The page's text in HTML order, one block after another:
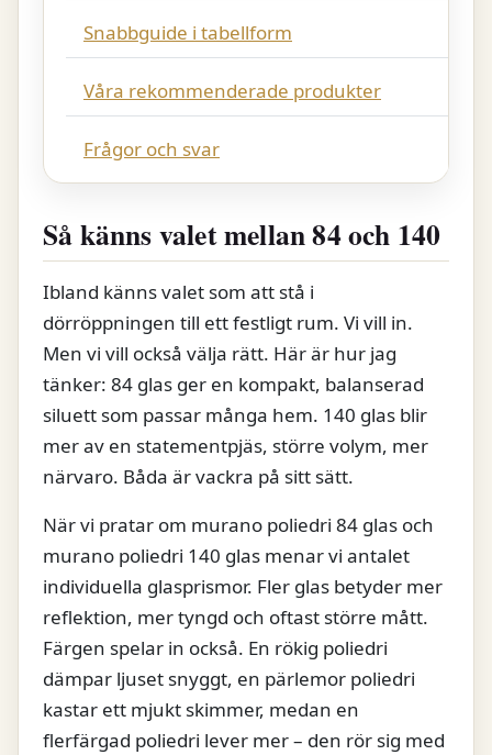
Snabbguide i tabellform
Våra rekommenderade produkter
Frågor och svar
Så känns valet mellan 84 och 140
Ibland känns valet som att stå i
dörröppningen till ett festligt rum. Vi vill in.
Men vi vill också välja rätt. Här är hur jag
tänker: 84 glas ger en kompakt, balanserad
siluett som passar många hem. 140 glas blir
mer av en statementpjäs, större volym, mer
närvaro. Båda är vackra på sitt sätt.
När vi pratar om murano poliedri 84 glas och
murano poliedri 140 glas menar vi antalet
individuella glasprismor. Fler glas betyder mer
reflektion, mer tyngd och oftast större mått.
Färgen spelar in också. En rökig poliedri
dämpar ljuset snyggt, en pärlemor poliedri
kastar ett mjukt skimmer, medan en
flerfärgad poliedri lever mer – den rör sig med